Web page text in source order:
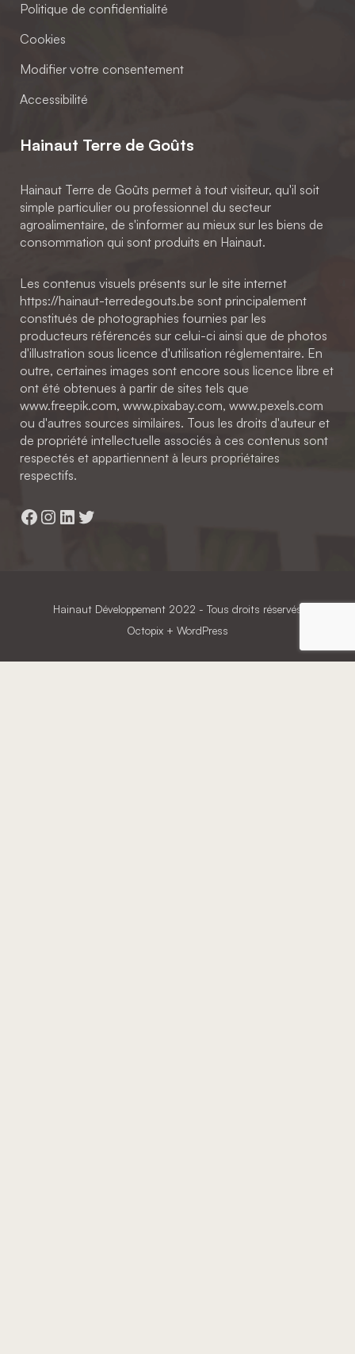
Politique de confidentialité
Cookies
Modifier votre consentement
Accessibilité
Hainaut Terre de Goûts
Hainaut Terre de Goûts permet à tout visiteur, qu'il soit
simple particulier ou professionnel du secteur
agroalimentaire, de s'informer au mieux sur les biens de
consommation qui sont produits en Hainaut.
Les contenus visuels présents sur le site internet
https://hainaut-terredegouts.be sont principalement
constitués de photographies fournies par les
producteurs référencés sur celui-ci ainsi que de photos
d'illustration sous licence d'utilisation réglementaire. En
outre, certaines images sont encore sous licence libre et
ont été obtenues à partir de sites tels que
www.freepik.com, www.pixabay.com, www.pexels.com
ou d'autres sources similaires. Tous les droits d'auteur et
de propriété intellectuelle associés à ces contenus sont
respectés et appartiennent à leurs propriétaires
respectifs.
Facebook
Instagram
LinkedIn
Twitter
Hainaut Développement 2022 - Tous droits réservés
Octopix + WordPress